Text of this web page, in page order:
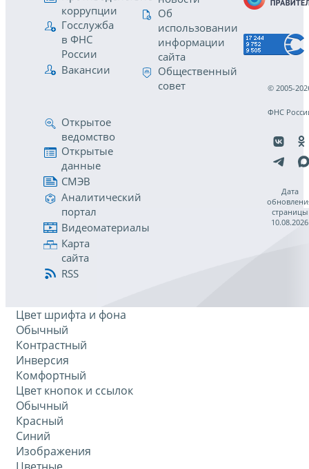
коррупции
Госслужба
в ФНС
России
Вакансии
Об
использовании
информации
сайта
Общественный
совет
Открытое
ведомство
Открытые
данные
СМЭВ
Аналитический
портал
Видеоматериалы
Карта
сайта
RSS
© 2005-
ФНС
Дата
страницы
10.08.2026
Цвет шрифта и фона
Обычный
Контрастный
Инверсия
Комфортный
Цвет кнопок и ссылок
Обычный
Красный
Синий
Изображения